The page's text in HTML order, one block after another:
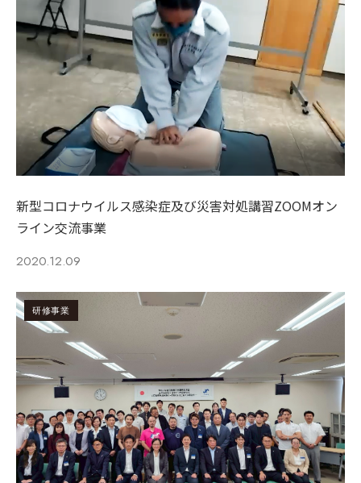
新型コロナウイルス感染症及び災害対処講習ZOOMオン
ライン交流事業
2020.12.09
研修事業